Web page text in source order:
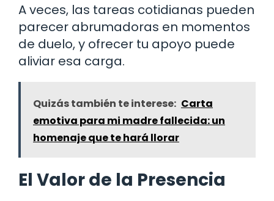
A veces, las tareas cotidianas pueden
parecer abrumadoras en momentos
de duelo, y ofrecer tu apoyo puede
aliviar esa carga.
Quizás también te interese: Carta
emotiva para mi madre fallecida: un
homenaje que te hará llorar
El Valor de la Presencia